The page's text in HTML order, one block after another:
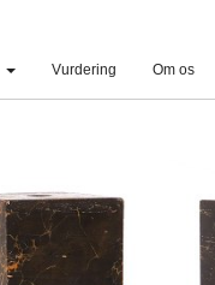
Vurdering Om os